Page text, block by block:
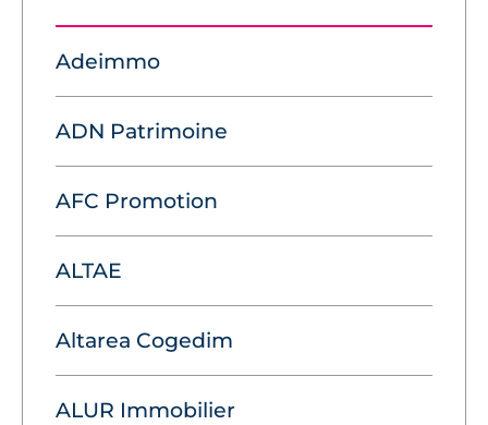
Adeimmo
ADN Patrimoine
AFC Promotion
ALTAE
Altarea Cogedim
ALUR Immobilier